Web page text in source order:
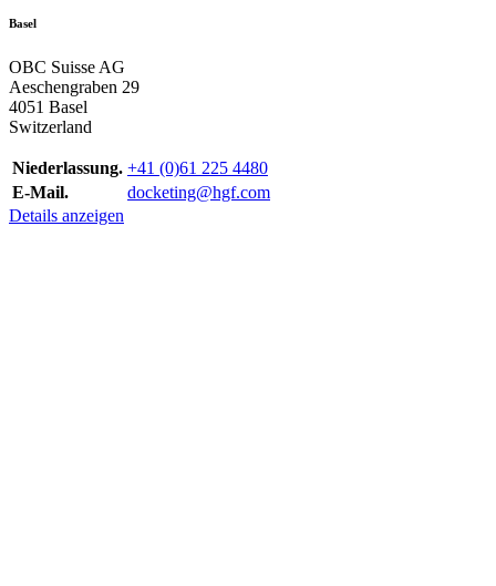
Basel
OBC Suisse AG
Aeschengraben 29
4051 Basel
Switzerland
Niederlassung. +41 (0)61 225 4480
E-Mail.
docketing@hgf.com
Details anzeigen